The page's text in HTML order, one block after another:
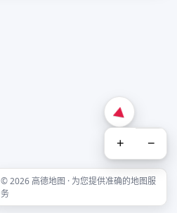
+ −
© 2026 高德地图 · 为您提供准确的地图服
务